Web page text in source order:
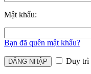
Mật khẩu:
Bạn đã quên mật khẩu?
Duy trì